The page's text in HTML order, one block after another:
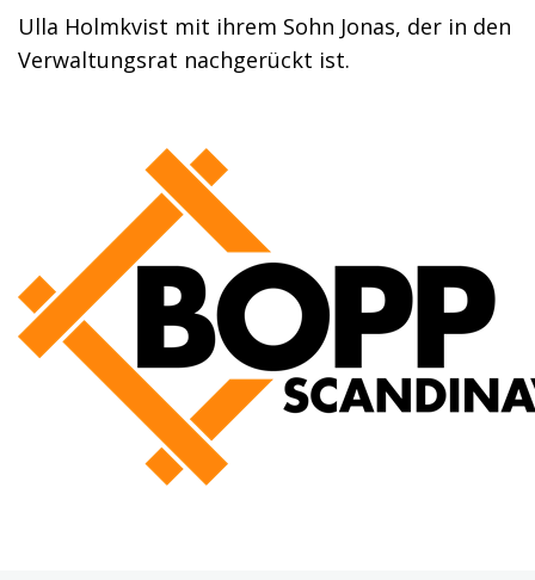
Ulla Holmkvist mit ihrem Sohn Jonas, der in den
Verwaltungsrat nachgerückt ist.